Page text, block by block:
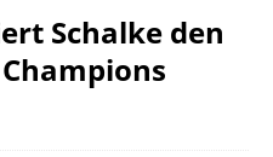
Schalke den